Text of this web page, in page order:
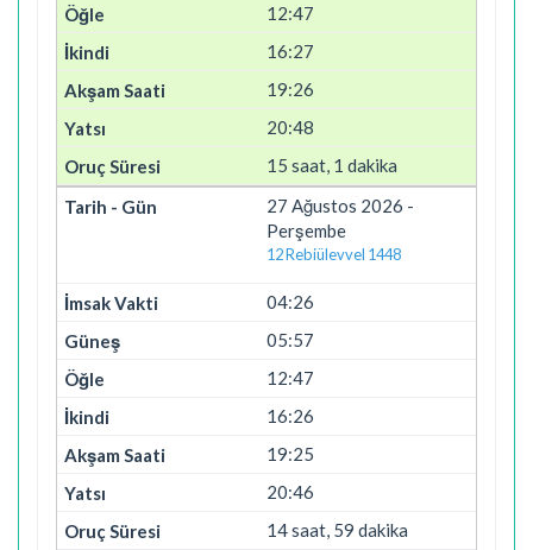
12:47
16:27
19:26
20:48
15 saat, 1 dakika
27 Ağustos 2026 -
Perşembe
12 Rebiülevvel 1448
04:26
05:57
12:47
16:26
19:25
20:46
14 saat, 59 dakika